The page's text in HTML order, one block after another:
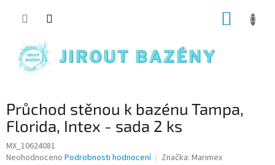
Průchod stěnou k bazénu Tampa,
Florida, Intex - sada 2 ks
MX_10624081
Průměrné hodnocení produktu je 0,0 z 5 hvězdiček.
Neohodnoceno Podrobnosti hodnocení Značka: Marimex